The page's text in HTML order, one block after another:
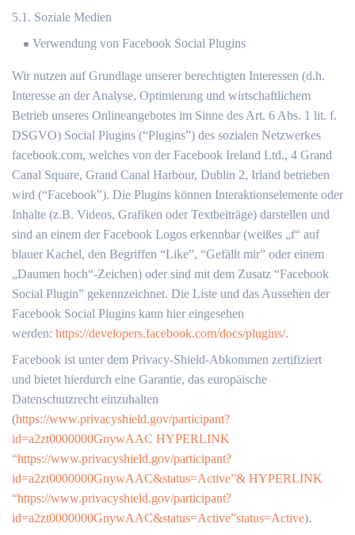
5.1. Soziale Medien
Verwendung von Facebook Social Plugins
Wir nutzen auf Grundlage unserer berechtigten Interessen (d.h.
Interesse an der Analyse, Optimierung und wirtschaftlichem
Betrieb unseres Onlineangebotes im Sinne des Art. 6 Abs. 1 lit. f.
DSGVO) Social Plugins (“Plugins”) des sozialen Netzwerkes
facebook.com, welches von der Facebook Ireland Ltd., 4 Grand
Canal Square, Grand Canal Harbour, Dublin 2, Irland betrieben
wird (“Facebook”). Die Plugins können Interaktionselemente oder
Inhalte (z.B. Videos, Grafiken oder Textbeiträge) darstellen und
sind an einem der Facebook Logos erkennbar (weißes „f“ auf
blauer Kachel, den Begriffen “Like”, “Gefällt mir” oder einem
„Daumen hoch“-Zeichen) oder sind mit dem Zusatz “Facebook
Social Plugin” gekennzeichnet. Die Liste und das Aussehen der
Facebook Social Plugins kann hier eingesehen
werden: https://developers.facebook.com/docs/plugins/.
Facebook ist unter dem Privacy-Shield-Abkommen zertifiziert
und bietet hierdurch eine Garantie, das europäische
Datenschutzrecht einzuhalten
(https://www.privacyshield.gov/participant?
id=a2zt0000000GnywAAC HYPERLINK
“https://www.privacyshield.gov/participant?
id=a2zt0000000GnywAAC&status=Active”& HYPERLINK
“https://www.privacyshield.gov/participant?
id=a2zt0000000GnywAAC&status=Active”status=Active).